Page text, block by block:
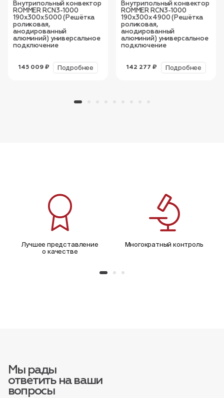
Внутрипольный конвектор
ROMMER RCN3-1000
190х300х5000 (Решётка
роликовая,
анодированный
алюминий) универсальное
подключение
145 009 ₽ Подробнее
Внутрипольный конвектор
ROMMER RCN3-1000
190х300х4900 (Решётка
роликовая,
анодированный
алюминий) универсальное
подключение
142 277 ₽ Подробнее
Лучшее представление
о качестве
Многократный контроль
Мы рады
ответить на ваши
вопросы